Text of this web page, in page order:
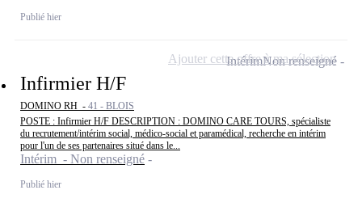
Publié hier
Infirmier H/F
DOMINO RH - 41 - BLOIS
POSTE : Infirmier H/F DESCRIPTION : DOMINO CARE TOURS, spécialiste
du recrutement/intérim social, médico-social et paramédical, recherche en intérim
pour l'un de ses partenaires situé dans le...
Intérim - Non renseigné
Publié hier
IntérimNon renseigné
Ajouter cette offre à ma sélection